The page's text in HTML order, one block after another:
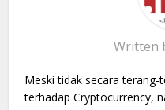
Written
Meski tidak secara
terhadap Cryptocurrency,